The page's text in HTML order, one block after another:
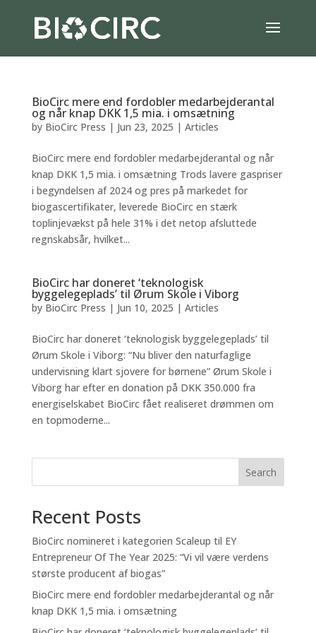
BioCirc mere end fordobler medarbejderantal
og når knap DKK 1,5 mia. i omsætning
by BioCirc Press | Jun 23, 2025 | Articles
BioCirc mere end fordobler medarbejderantal og når
knap DKK 1,5 mia. i omsætning Trods lavere gaspriser
i begyndelsen af 2024 og pres på markedet for
biogascertifikater, leverede BioCirc en stærk
toplinjevækst på hele 31% i det netop afsluttede
regnskabsår, hvilket...
BioCirc har doneret ‘teknologisk
byggelegeplads’ til Ørum Skole i Viborg
by BioCirc Press | Jun 10, 2025 | Articles
BioCirc har doneret ‘teknologisk byggelegeplads’ til
Ørum Skole i Viborg: “Nu bliver den naturfaglige
undervisning klart sjovere for børnene” Ørum Skole i
Viborg har efter en donation på DKK 350.000 fra
energiselskabet BioCirc fået realiseret drømmen om
en topmoderne...
Search
Recent Posts
BioCirc nomineret i kategorien Scaleup til EY
Entrepreneur Of The Year 2025: “Vi vil være verdens
største producent af biogas”
BioCirc mere end fordobler medarbejderantal og når
knap DKK 1,5 mia. i omsætning